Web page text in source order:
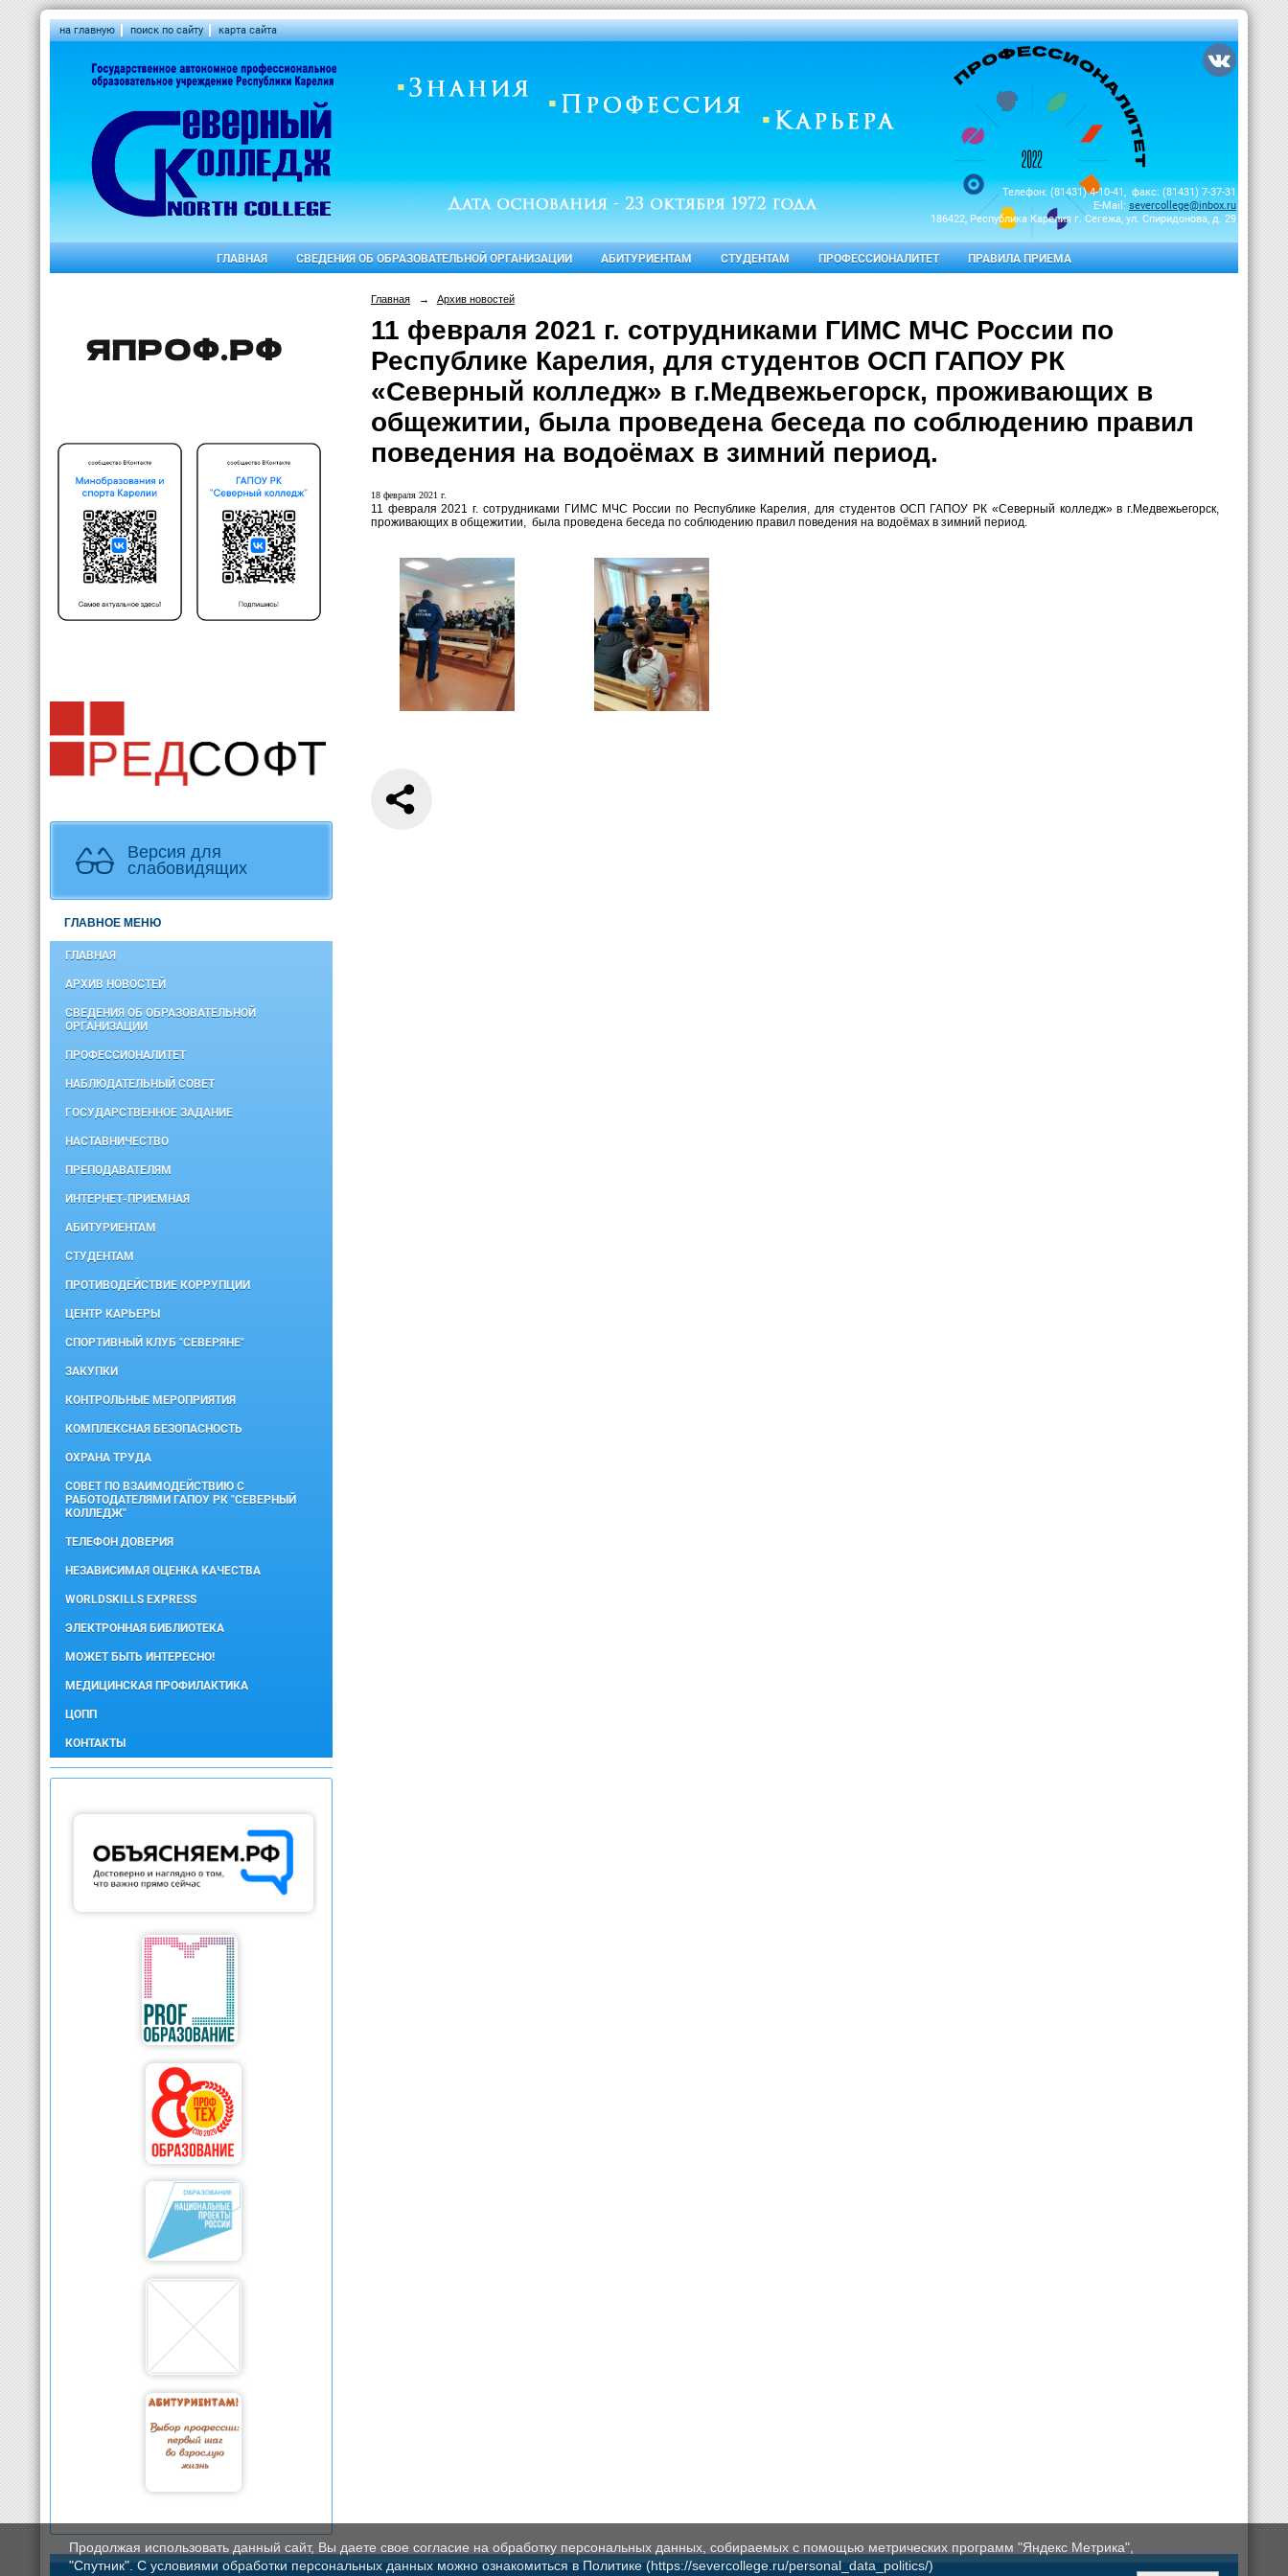
на главную поиск по сайту карта сайта
Телефон: (81431) 4-10-41, факс: (81431) 7-37-31
E-Mail: severcollege@inbox.ru
186422, Республика Карелия г. Сегежа, ул. Спиридонова, д. 29
ГЛАВНАЯ СВЕДЕНИЯ ОБ ОБРАЗОВАТЕЛЬНОЙ ОРГАНИЗАЦИИ АБИТУРИЕНТАМ СТУДЕНТАМ ПРОФЕССИОНАЛИТЕТ ПРАВИЛА ПРИЕМА
Версия для
слабовидящих
ГЛАВНОЕ МЕНЮ
ГЛАВНАЯ
АРХИВ НОВОСТЕЙ
СВЕДЕНИЯ ОБ ОБРАЗОВАТЕЛЬНОЙ
ОРГАНИЗАЦИИ
ПРОФЕССИОНАЛИТЕТ
НАБЛЮДАТЕЛЬНЫЙ СОВЕТ
ГОСУДАРСТВЕННОЕ ЗАДАНИЕ
НАСТАВНИЧЕСТВО
ПРЕПОДАВАТЕЛЯМ
ИНТЕРНЕТ-ПРИЕМНАЯ
АБИТУРИЕНТАМ
СТУДЕНТАМ
ПРОТИВОДЕЙСТВИЕ КОРРУПЦИИ
ЦЕНТР КАРЬЕРЫ
СПОРТИВНЫЙ КЛУБ "СЕВЕРЯНЕ"
ЗАКУПКИ
КОНТРОЛЬНЫЕ МЕРОПРИЯТИЯ
КОМПЛЕКСНАЯ БЕЗОПАСНОСТЬ
ОХРАНА ТРУДА
СОВЕТ ПО ВЗАИМОДЕЙСТВИЮ С
РАБОТОДАТЕЛЯМИ ГАПОУ РК "СЕВЕРНЫЙ
КОЛЛЕДЖ"
ТЕЛЕФОН ДОВЕРИЯ
НЕЗАВИСИМАЯ ОЦЕНКА КАЧЕСТВА
WORLDSKILLS EXPRESS
ЭЛЕКТРОННАЯ БИБЛИОТЕКА
МОЖЕТ БЫТЬ ИНТЕРЕСНО!
МЕДИЦИНСКАЯ ПРОФИЛАКТИКА
ЦОПП
КОНТАКТЫ
Главная → Архив новостей
11 февраля 2021 г. сотрудниками ГИМС МЧС России по
Республике Карелия, для студентов ОСП ГАПОУ РК
«Северный колледж» в г.Медвежьегорск, проживающих в
общежитии, была проведена беседа по соблюдению правил
поведения на водоёмах в зимний период.
18 февраля 2021 г.
11 февраля 2021 г. сотрудниками ГИМС МЧС России по Республике Карелия, для студентов ОСП ГАПОУ РК «Северный колледж» в г.Медвежьегорск,
проживающих в общежитии, была проведена беседа по соблюдению правил поведения на водоёмах в зимний период.
Продолжая использовать данный сайт, Вы даете свое согласие на обработку персональных данных, собираемых с помощью метрических программ "Яндекс Метрика",
"Спутник". С условиями обработки персональных данных можно ознакомиться в Политике (https://severcollege.ru/personal_data_politics/)